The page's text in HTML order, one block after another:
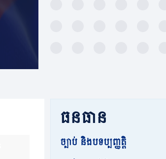
ធនធាន
ច្បាប់ និងបទប្បញ្ញត្តិ